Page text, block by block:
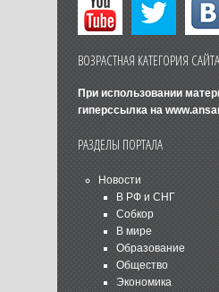
ВОЗРАСТНАЯ КАТЕГОРИЯ САЙТА
При использовании
гиперссылка на
РАЗДЕЛЫ ПОРТАЛА
Новости
В РФ и СНГ
Собкор
В мире
Образование
Общество
Экономика